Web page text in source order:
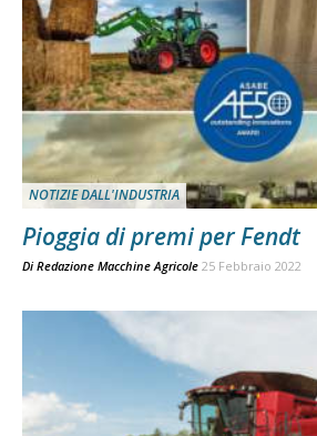
NOTIZIE DALL'INDUSTRIA
Pioggia di premi per Fendt
Di Redazione Macchine Agricole 25 Febbraio 2022